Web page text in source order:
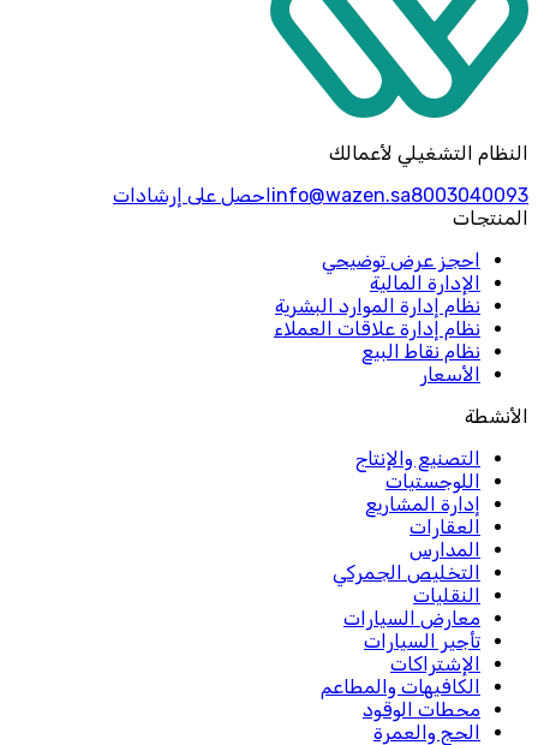
النظام التشغيلي لأعمالك
8003040093
info@wazen.saاحصل على إرشادات
المنتجات
احجز عرض توضيحي
الإدارة المالية
نظام إدارة الموارد البشرية
نظام إدارة علاقات العملاء
نظام نقاط البيع
الأسعار
الأنشطة
التصنيع والإنتاج
اللوجستيات
إدارة المشاريع
العقارات
المدارس
التخليص الجمركي
النقليات
معارض السيارات
تأجير السيارات
الإشتراكات
الكافيهات والمطاعم
محطات الوقود
الحج والعمرة